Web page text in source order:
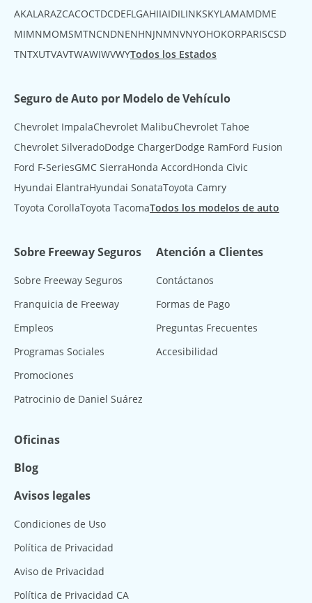
AKAL ARAZCACOCTDCDEFL GAHIIAIDIL INKSKYLAMAMDME
MIMNMOMSMTNCNDNENHNJNMNVNYOHOKORPARISCSD
TNTXUTVAVTWAWIWVWYTodos los Estados
Seguro de Auto por Modelo de Vehículo
Chevrolet ImpalaChevrolet MalibuChevrolet Tahoe
Chevrolet SilveradoDodge ChargerDodge RamFord Fusion
Ford F-SeriesGMC SierraHonda AccordHonda Civic
Hyundai ElantraHyundai SonataToyota Camry
Toyota CorollaToyota TacomaTodos los modelos de auto
Sobre Freeway Seguros
Sobre Freeway Seguros
Franquicia de Freeway
Empleos
Programas Sociales
Promociones
Patrocinio de Daniel Suárez
Atención a Clientes
Contáctanos
Formas de Pago
Preguntas Frecuentes
Accesibilidad
Oficinas
Blog
Avisos legales
Condiciones de Uso
Política de Privacidad
Aviso de Privacidad
Política de Privacidad CA